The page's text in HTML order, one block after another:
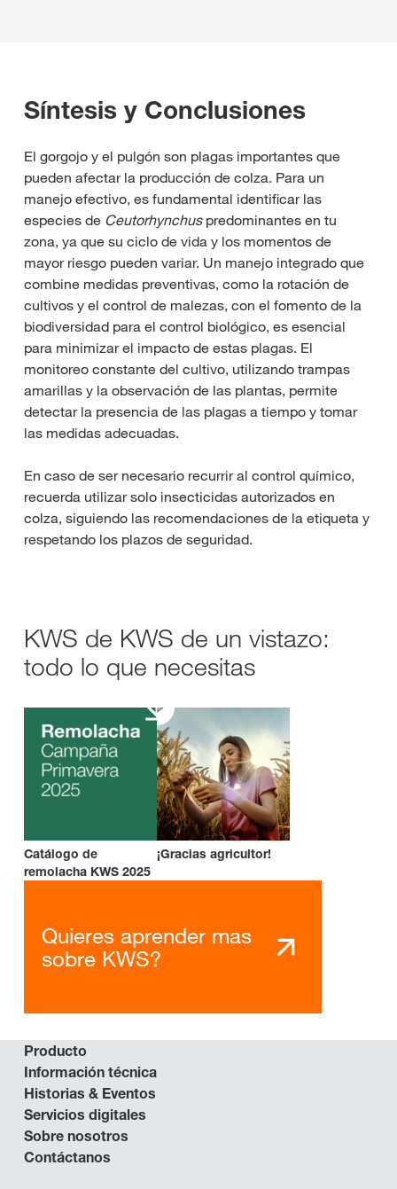
Síntesis y Conclusiones
El gorgojo y el pulgón son plagas importantes que
pueden afectar la producción de colza. Para un
manejo efectivo, es fundamental identificar las
especies de Ceutorhynchuspredominantes en tu
zona, ya que su ciclo de vida y los momentos de
mayor riesgo pueden variar. Un manejo integrado que
combine medidas preventivas, como la rotación de
cultivos y el control de malezas, con el fomento de la
biodiversidad para el control biológico, es esencial
para minimizar el impacto de estas plagas. El
monitoreo constante del cultivo, utilizando trampas
amarillas y la observación de las plantas, permite
detectar la presencia de las plagas a tiempo y tomar
las medidas adecuadas.
En caso de ser necesario recurrir al control químico,
recuerda utilizar solo insecticidas autorizados en
colza, siguiendo las recomendaciones de la etiqueta y
respetando los plazos de seguridad.
KWS de KWS de un vistazo:
todo lo que necesitas
Catálogo de
remolacha KWS 2025
¡Gracias agricultor!
Quieres aprender mas
sobre KWS?
Producto
Información técnica
Historias & Eventos
Servicios digitales
Sobre nosotros
Contáctanos